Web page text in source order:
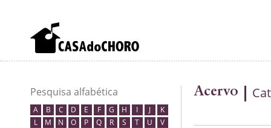
Pesquisa alfabética
A B C D E F G H I J
K
L
M N O P Q R S T U
V
Acervo